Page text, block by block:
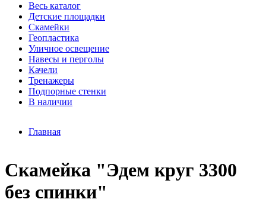
Весь каталог
Детские площадки
Скамейки
Геопластика
Уличное освещение
Навесы и перголы
Качели
Тренажеры
Подпорные стенки
В наличии
Главная
Скамейка "Эдем круг 3300
без спинки"